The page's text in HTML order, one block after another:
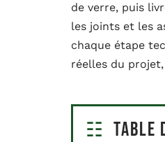
de verre, puis
les joints et les
chaque étape
réelles du
Table